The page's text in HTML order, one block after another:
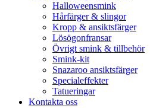
Halloweensmink
Hårfärger & slingor
Kropp & ansiktsfärger
Lösögonfransar
Övrigt smink & tillbehör
Smink-kit
Snazaroo ansiktsfärger
Specialeffekter
Tatueringar
Kontakta oss